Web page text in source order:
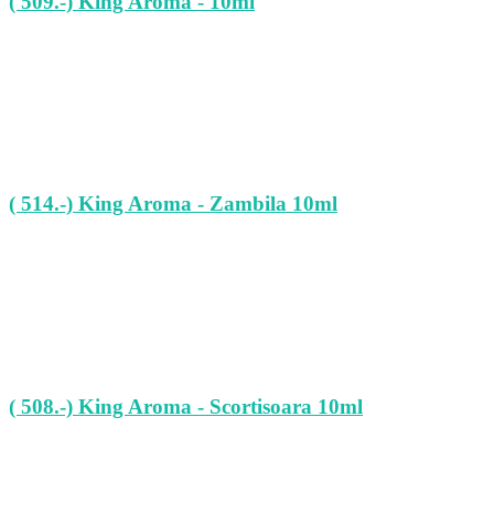
( 514.-) King Aroma - Zambila 10ml
( 508.-) King Aroma - Scortisoara 10ml